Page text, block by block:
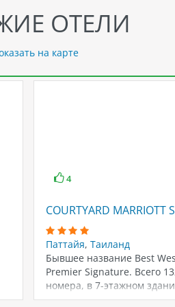
ОТЕЛИ
на карте
4
COURTYARD MARRIOTT
Паттайя, Таиланд
Бывшее название Best
Premier Signature. Всего
номера, в 7-этажном
приезду взимается…